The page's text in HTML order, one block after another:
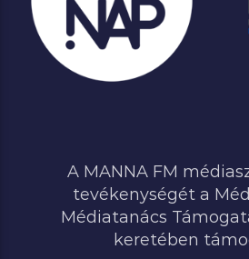
A MANNA FM
tevékenységét a
Médiatanács
keretében